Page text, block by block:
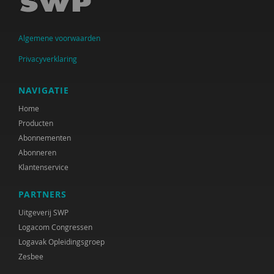
Jan Jukema
Carolien Konijn
J.K. Kool
Paul Kop
Cindy Kruijthof
M.H. Nagtegaal
Coby Nell
Gabriël Prinsenberg
Joke Ravensbergen
Han Spanjaard
Algemene voorwaarden
Privacyverklaring
NAVIGATIE
Home
Producten
Abonnementen
Abonneren
Klantenservice
PARTNERS
Uitgeverij SWP
Logacom Congressen
Logavak Opleidingsgroep
Zesbee